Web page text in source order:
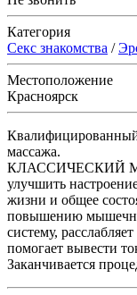
Категория
Секс знакомства /
Местоположение
Красноярск
массажа.
КЛАССИЧЕСКИЙ
улучшить
жизни и общее
повышению
систему,
помогает вывести
Заканчивается